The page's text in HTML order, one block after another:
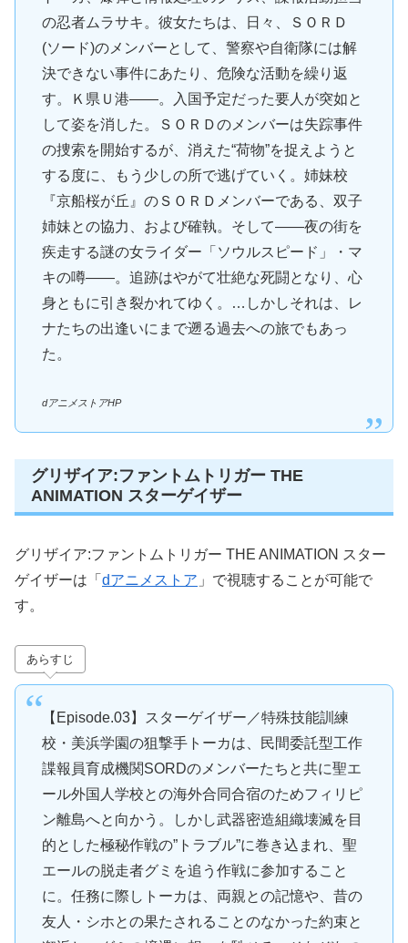
の忍者ムラサキ。彼女たちは、日々、ＳＯＲＤ
(ソード)のメンバーとして、警察や自衛隊には解
決できない事件にあたり、危険な活動を繰り返
す。Ｋ県Ｕ港――。入国予定だった要人が突如と
して姿を消した。ＳＯＲＤのメンバーは失踪事件
の捜索を開始するが、消えた“荷物”を捉えようと
する度に、もう少しの所で逃げていく。姉妹校
『京船桜が丘』のＳＯＲＤメンバーである、双子
姉妹との協力、および確執。そして――夜の街を
疾走する謎の女ライダー「ソウルスピード」・マ
キの噂――。追跡はやがて壮絶な死闘となり、心
身ともに引き裂かれてゆく。…しかしそれは、レ
ナたちの出逢いにまで遡る過去への旅でもあっ
た。
dアニメストアHP
グリザイア:ファントムトリガー THE
ANIMATION スターゲイザー
グリザイア:ファントムトリガー THE ANIMATION スター
ゲイザーは「 dアニメストア 」で視聴することが可能で
す。
あらすじ
【Episode.03】スターゲイザー／特殊技能訓練
校・美浜学園の狙撃手トーカは、民間委託型工作
諜報員育成機関SORDのメンバーたちと共に聖エ
ール外国人学校との海外合同合宿のためフィリピ
ン離島へと向かう。しかし武器密造組織壊滅を目
的とした極秘作戦の”トラブル”に巻き込まれ、聖
エールの脱走者グミを追う作戦に参加すること
に。任務に際しトーカは、両親との記憶や、昔の
友人・シホとの果たされることのなかった約束と